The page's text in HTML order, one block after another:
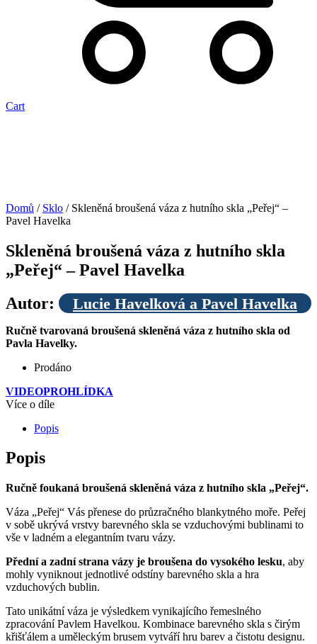
Cart
Domů / Sklo / Skleněná broušená váza z hutního skla „Peřej“ –
Pavel Havelka
Skleněná broušená váza z hutního skla
„Peřej“ – Pavel Havelka
Autor:
Lucie Havelková a Pavel Havelka
Ručně tvarovaná broušená skleněná váza z hutního skla od
Pavla Havelky.
Prodáno
VIDEOPROHLÍDKA
Více o díle
Popis
Popis
Ručně foukaná broušená skleněná váza z hutního skla „Peřej“.
Váza „Peřej“ Vás přenese do průzračného blankytného moře. Peřej
v sobě ukrývá vrstvy barevného skla se vzduchovými bublinami to
vše v ladném a elegantním tvaru vázy.
Přední a zadní strana vázy je broušena do vysokého lesku, aby
mohly vyniknout jednotlivé odstíny barevného skla a hra
vzduchových bublin.
Tato unikátní váza je výsledkem vynikajícího řemeslného
zpracování Pavlem Havelkou. Kombinace barevného skla s čirým
křišťálem a uměleckým brusem vytváří hru barev a čistotu designu.